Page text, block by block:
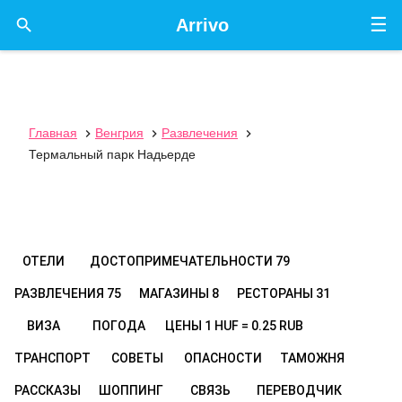
☰
Arrivo

Главная  Венгрия  Развлечения

Термальный парк Надьерде
ОТЕЛИ ДОСТОПРИМЕЧАТЕЛЬНОСТИ 79
РАЗВЛЕЧЕНИЯ 75 МАГАЗИНЫ 8 РЕСТОРАНЫ 31
ВИЗА ПОГОДА ЦЕНЫ 1 HUF = 0.25 RUB
ТРАНСПОРТ СОВЕТЫ ОПАСНОСТИ ТАМОЖНЯ
РАССКАЗЫ ШОППИНГ СВЯЗЬ ПЕРЕВОДЧИК